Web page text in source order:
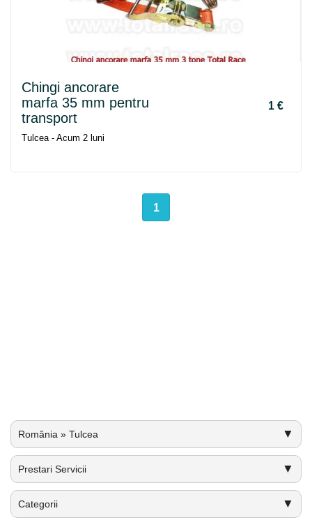
Chingi ancorare
marfa 35 mm pentru
transport
1 €
Tulcea - Acum 2 luni
1
România » Tulcea ▼
Prestari Servicii ▼
Categorii ▼